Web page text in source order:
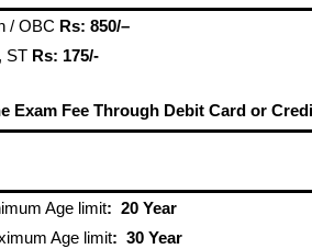
/ OBC Rs: 850/–
ST Rs: 175/-
Exam Fee Through Debit Card or
Age limit: 20 Year
Age limit: 30 Year